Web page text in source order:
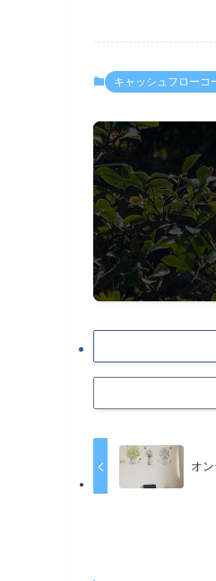
キャッシュフロー
オ